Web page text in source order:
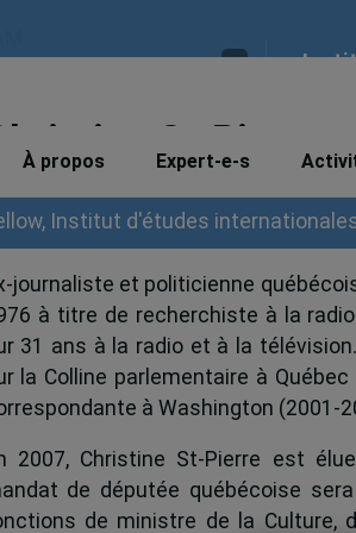
À propos Expert-e-s
St-Pierre
Institut d'études
journaliste et politicienne
à titre de recherchiste à la
31 ans à la radio et à la
la Colline parlementaire à
à Washington (2001-
2007, Christine St-Pierre est
de députée québécoise
de ministre de la Culture,